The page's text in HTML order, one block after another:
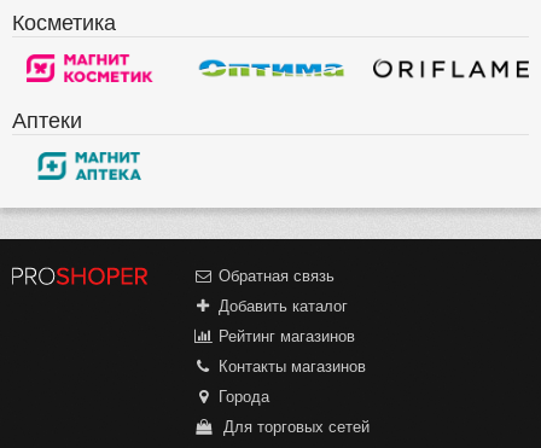
Косметика
Аптеки
Обратная связь
Добавить каталог
Рейтинг магазинов
Контакты магазинов
Города
Для торговых сетей